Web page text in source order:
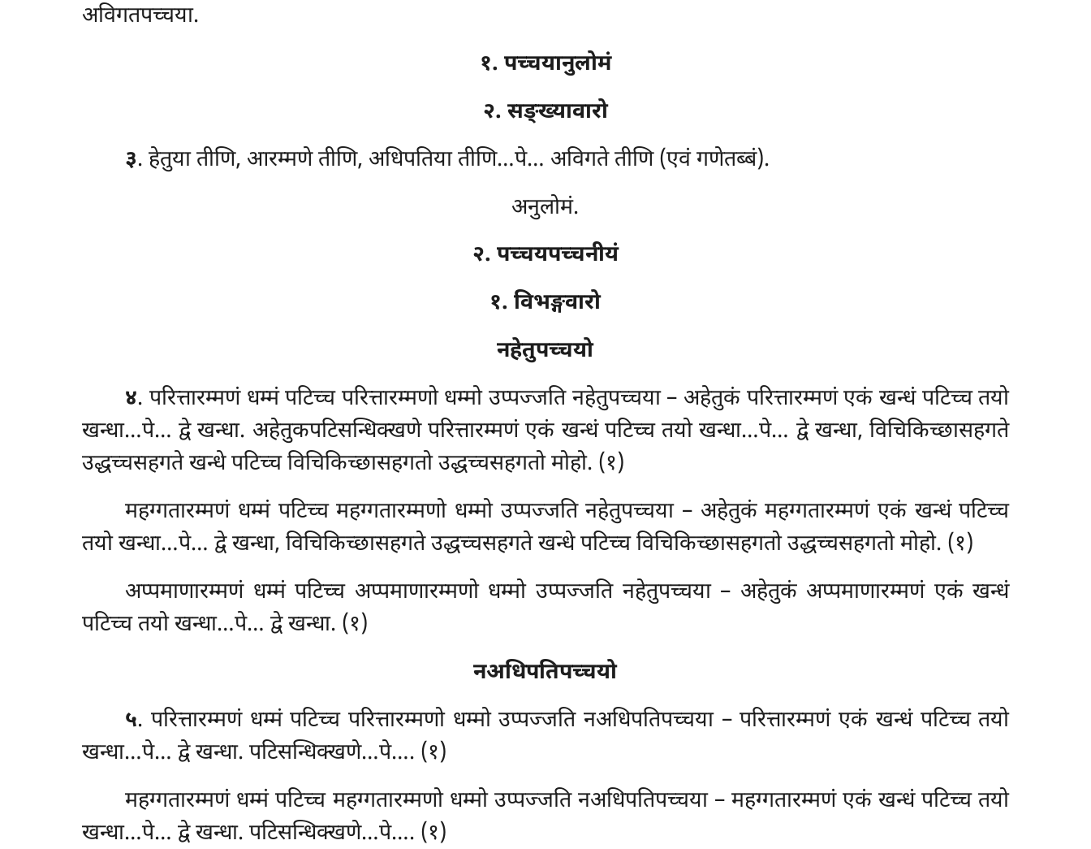
अविगतपच्चया.
१. पच्चयानुलोमं
२. सङ्ख्यावारो
३. हेतुया तीणि, आरम्मणे तीणि, अधिपतिया तीणि…पे… अविगते तीणि (एवं गणेतब्बं).
अनुलोमं.
२. पच्चयपच्चनीयं
१. विभङ्गवारो
नहेतुपच्चयो
४. परित्तारम्मणं धम्मं पटिच्च परित्तारम्मणो धम्मो उप्पज्जति नहेतुपच्चया – अहेतुकं परित्तारम्मणं एकं खन्धं पटिच्च तयो
खन्धा…पे… द्वेखन्धा. अहेतुकपटिसन्धिक्खणे परित्तारम्मणं एकं खन्धं पटिच्च तयो खन्धा…पे… द्वे खन्धा, विचिकिच्छासहगते
उद्धच्चसहगते खन्धे पटिच्च विचिकिच्छासहगतो उद्धच्चसहगतो मोहो. (१)
महग्गतारम्मणं धम्मं पटिच्च महग्गतारम्मणो धम्मो उप्पज्जति नहेतुपच्चया – अहेतुकं महग्गतारम्मणं एकं खन्धं पटिच्च
तयो खन्धा…पे… द्वे खन्धा, विचिकिच्छासहगते उद्धच्चसहगते खन्धे पटिच्च विचिकिच्छासहगतो उद्धच्चसहगतो मोहो. (१)
अप्पमाणारम्मणं धम्मं पटिच्च अप्पमाणारम्मणो धम्मो उप्पज्जति नहेतुपच्चया – अहेतुकं अप्पमाणारम्मणं एकं खन्धं
पटिच्च तयो खन्धा…पे… द्वे खन्धा. (१)
नअधिपतिपच्चयो
५. परित्तारम्मणं धम्मं पटिच्च परित्तारम्मणो धम्मो उप्पज्जति नअधिपतिपच्चया – परित्तारम्मणं एकं खन्धं पटिच्च तयो
खन्धा…पे… द्वे खन्धा. पटिसन्धिक्खणे…पे…. (१)
महग्गतारम्मणं धम्मं पटिच्च महग्गतारम्मणो धम्मो उप्पज्जति नअधिपतिपच्चया – महग्गतारम्मणं एकं खन्धं पटिच्च तयो
खन्धा…पे… द्वे खन्धा. पटिसन्धिक्खणे…पे…. (१)